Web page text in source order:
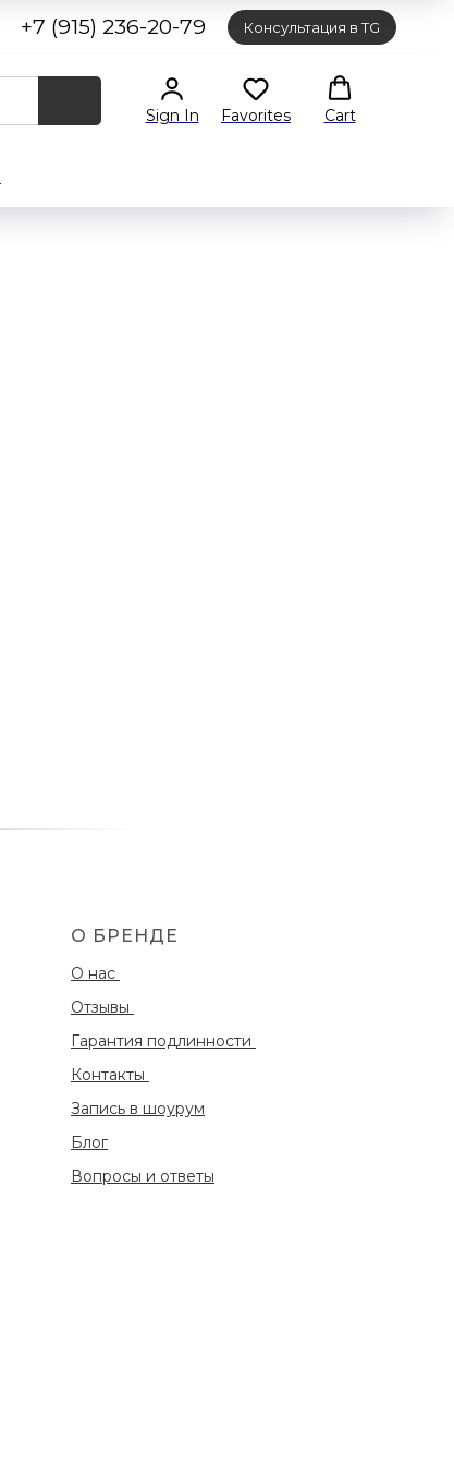
+7 (915) 236-20-79 Консультация в TG
Sign In Favorites Cart
О БРЕНДЕ
О нас
Отзывы
Гарантия подлинности
Контакты
Запись в шоурум
Блог
Вопросы и ответы